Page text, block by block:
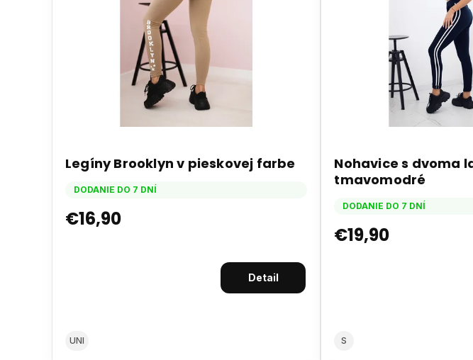
Legíny Brooklyn v pieskovej farbe
DODANIE DO 7 DNÍ
€16,90
Detail
UNI
Nohavice s dvoma
tmavomodré
DODANIE DO 7 DNÍ
€19,90
S